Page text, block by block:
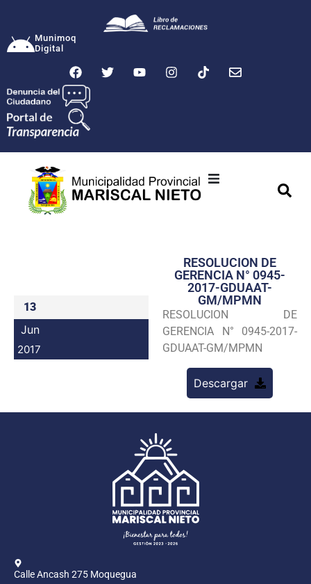
Munimoq
Digital
Transparencia
Seguridad
Programas
13
Jun
2017
RESOLUCION DE
GERENCIA N° 0945-
2017-GDUAAT-
GM/MPMN
RESOLUCION DE
GERENCIA N° 0945-2017-
GDUAAT-GM/MPMN
Descargar
Calle Ancash 275 Moquegua